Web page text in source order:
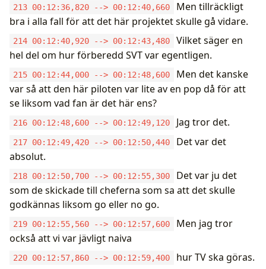
213 00:12:36,820 --> 00:12:40,660
Men tillräckligt
bra i alla fall för att det här projektet skulle gå vidare.
214 00:12:40,920 --> 00:12:43,480
Vilket säger en
hel del om hur förberedd SVT var egentligen.
215 00:12:44,000 --> 00:12:48,600
Men det kanske
var så att den här piloten var lite av en pop då för att
se liksom vad fan är det här ens?
216 00:12:48,600 --> 00:12:49,120 Jag tror det.
217 00:12:49,420 --> 00:12:50,440
Det var det
absolut.
218 00:12:50,700 --> 00:12:55,300
Det var ju det
som de skickade till cheferna som sa att det skulle
godkännas liksom go eller no go.
219 00:12:55,560 --> 00:12:57,600
Men jag tror
också att vi var jävligt naiva
220 00:12:57,860 --> 00:12:59,400 hur TV ska göras.